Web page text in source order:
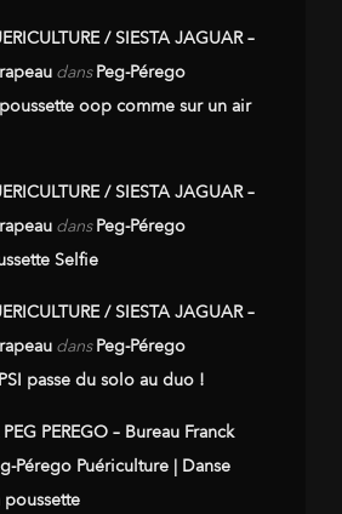
/ SIESTA JAGUAR –
dansPeg-Pérego
oop comme sur un air
/ SIESTA JAGUAR –
dansPeg-Pérego
Selfie
/ SIESTA JAGUAR –
dansPeg-Pérego
passe du solo au duo !
PEREGO – Bureau Franck
Pérego Puériculture | Danse
poussette